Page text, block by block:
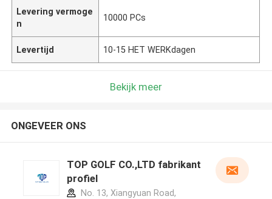
Levering vermoge
n
10000 PCs
Levertijd 10-15 HET WERKdagen
Bekijk meer
ONGEVEER ONS
TOP GOLF CO.,LTD fabrikant
profiel
No. 13, Xiangyuan Road,